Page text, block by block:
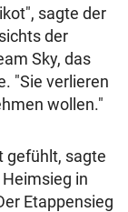
sagte der
der
Sky, das
"Sie verlieren
wollen."
gefühlt, sagte
in
Etappensieg